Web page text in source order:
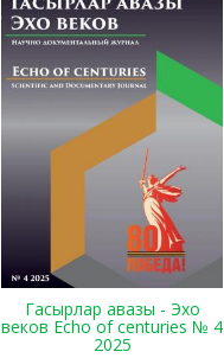
Гасырлар авазы - Эхо
веков Echo of centuries № 4
2025